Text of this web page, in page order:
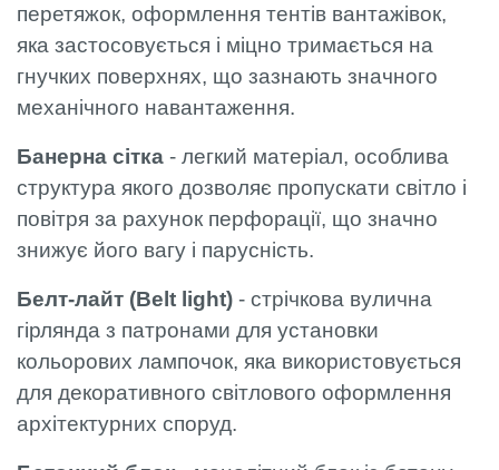
перетяжок, оформлення тентів вантажівок,
яка застосовується і міцно тримається на
гнучких поверхнях, що зазнають значного
механічного навантаження.
Банерна сітка - легкий матеріал, особлива
структура якого дозволяє пропускати світло і
повітря за рахунок перфорації, що значно
знижує його вагу і парусність.
Белт-лайт (Belt light) - стрічкова вулична
гірлянда з патронами для установки
кольорових лампочок, яка використовується
для декоративного світлового оформлення
архітектурних споруд.